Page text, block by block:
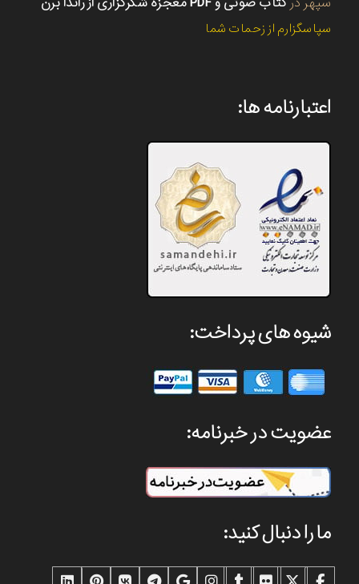
سپاسگزارم از زحمات شما
اعتبارنامه ها:
شیوه های پرداخت:
عضویت در خبرنامه:
ما را دنبال کنید: